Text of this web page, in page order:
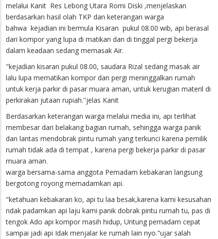
melalui Kanit Res Lebong Utara Romi Diski ,menjelaskan
berdasarkan hasil olah TKP dan keterangan warga
bahwa kejadian ini bermula Kisaran pukul 08.00 wib, api berasal
dari kompor yang lupa di matikan dan di tinggal pergi bekerja
dalam keadaan sedang memasak Air.
"kejadian kisaran pukul 08.00, saudara Rizal sedang masak air
lalu lupa mematikan kompor dan pergi meninggalkan rumah
untuk kerja parkir di pasar muara aman, untuk kerugian materil di
perkirakan jutaan rupiah.''jelas Kanit
Berdasarkan keterangan warga melalui media ini, api terlihat
membesar dari belakang bagian rumah, sehingga warga panik
dan lantas mendobrak pintu rumah yang terkunci karena pemilik
rumah tidak ada di tempat , karena pergi bekerja parkir di pasar
muara aman.
warga bersama-sama anggota Pemadam kebakaran langsung
bergotong royong memadamkan api.
"ketahuan kebakaran ko, api tu laa besak,karena kami kesusahan
ndak padamkan api laju kami panik dobrak pintu rumah tu, pas di
tengok Ado api kompor masih hidup, Untung pemadam cepat
sampai jadi api Idak menjalar ke rumah lain nyo."ujar salah